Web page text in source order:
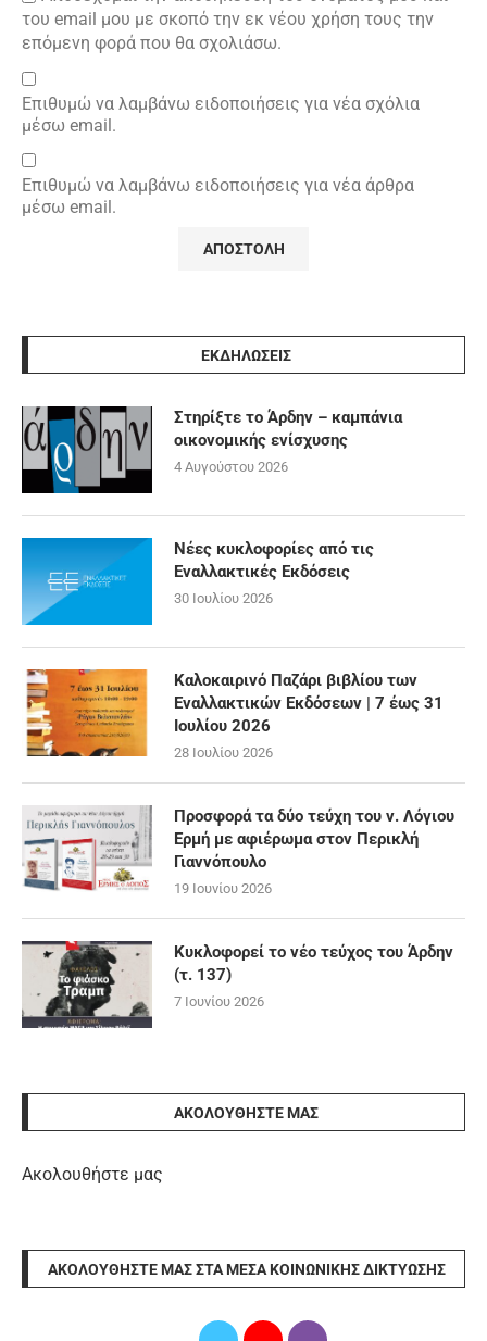
του email μου με σκοπό την εκ νέου χρήση τους την
επόμενη φορά που θα σχολιάσω.
Επιθυμώ να λαμβάνω ειδοποιήσεις για νέα σχόλια
μέσω email.
Επιθυμώ να λαμβάνω ειδοποιήσεις για νέα άρθρα
μέσω email.
ΕΚΔΗΛΩΣΕΙΣ
Στηρίξτε το Άρδην – καμπάνια
οικονομικής ενίσχυσης
4 Αυγούστου 2026
Νέες κυκλοφορίες από τις
Εναλλακτικές Εκδόσεις
30 Ιουλίου 2026
Καλοκαιρινό Παζάρι βιβλίου των
Εναλλακτικών Εκδόσεων | 7 έως 31
Ιουλίου 2026
28 Ιουλίου 2026
Προσφορά τα δύο τεύχη του ν. Λόγιου
Ερμή με αφιέρωμα στον Περικλή
Γιαννόπουλο
19 Ιουνίου 2026
Κυκλοφορεί το νέο τεύχος του Άρδην
(τ. 137)
7 Ιουνίου 2026
ΑΚΟΛΟΥΘΉΣΤΕ ΜΑΣ
Ακολουθήστε μας
ΑΚΟΛΟΥΘΉΣΤΕ ΜΑΣ ΣΤΑ ΜΈΣΑ ΚΟΙΝΩΝΙΚΉΣ ΔΙΚΤΎΩΣΗΣ